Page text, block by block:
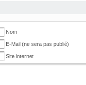
Nom
E-Mail (ne sera pas publié)
Site internet